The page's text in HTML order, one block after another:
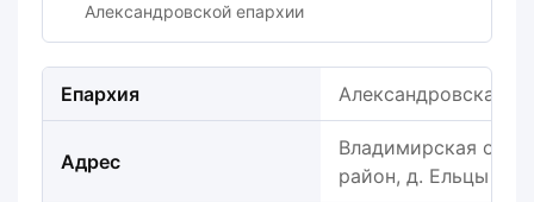
Александровской епархии
Епархия Александровская
Адрес
Владимирская
район, д. Ельцы